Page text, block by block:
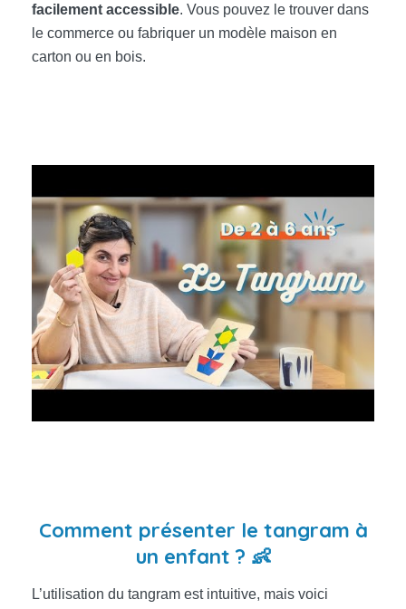
facilement accessible. Vous pouvez le trouver dans
le commerce ou fabriquer un modèle maison en
carton ou en bois.
Comment présenter le tangram à
un enfant ? 👶
L’utilisation du tangram est intuitive, mais voici